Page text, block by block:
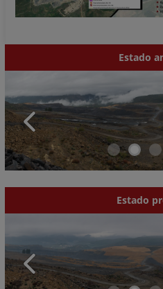
Estado
Estado